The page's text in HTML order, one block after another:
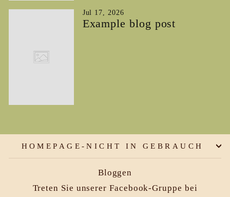
Jul 17, 2026
Example blog post
HOMEPAGE-NICHT IN GEBRAUCH
Bloggen
Treten Sie unserer Facebook-Gruppe bei